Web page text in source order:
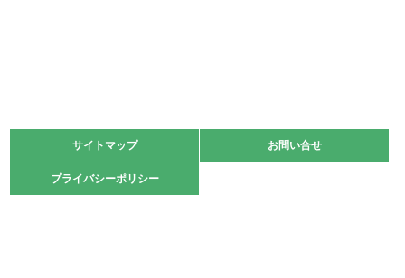
緑ケ丘体育館
2021.10.23
卓球選手権大会ラージボールの部開催☆
サイトマップ お問い合せ
プライバシーポリシー
サイトマップ お問い合せ
プライバシーポリシー